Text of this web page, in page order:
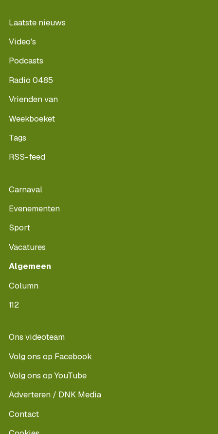
Laatste nieuws
Video's
Podcasts
Radio 0485
Vrienden van
Weekboeket
Tags
RSS-feed
Carnaval
Evenementen
Sport
Vacatures
Algemeen
Column
112
Ons videoteam
Volg ons op Facebook
Volg ons op YouTube
Adverteren / DNK Media
Contact